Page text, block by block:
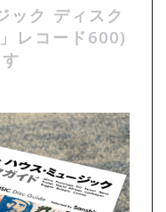
ック ディスク
レコード600)